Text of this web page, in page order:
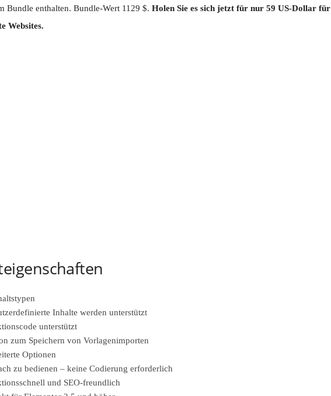
Bundle enthalten. Bundle-Wert 1129 $. Holen Sie es sich jetzt für nur 59 US-Dollar für
Websites.
Inhalte werden unterstützt
unterstützt
zum Speichern von Vorlagenimporten
Optionen
zu bedienen – keine Codierung erforderlich
und SEO-freundlich